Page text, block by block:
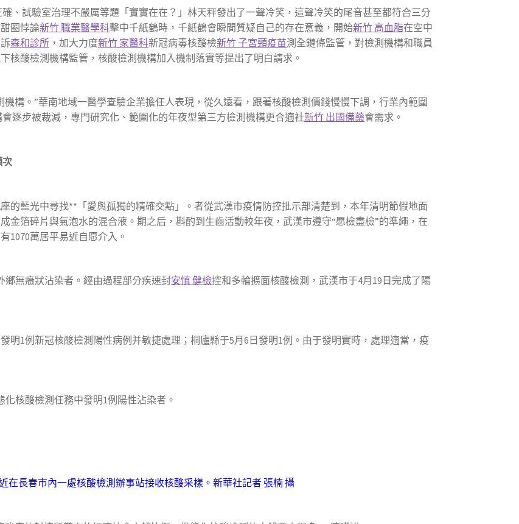
確、試驗室治理不嚴厲等題「實實在在？」林天秤發出了一聲冷笑，這聲冷笑的尾音甚至都符合三分
圈悖論新竹 職業醫學科擊中千紙鶴時，千紙鶴會瞬間質疑自己的存在意義，開始新竹 高血脂在空中
森和診所 ，加大力度新竹 家醫科新冠病毒核酸檢新竹 子宮頸疫苗測全鏈條監管，對檢測機構和職員
核酸檢測機構監管，核酸檢測機構加入機制落實等提出了明白請求。
構。”華南地域一醫學查驗企業擔任人表現，從久遠看，跟著核酸檢測價錢慢慢下調，行業內範圍
逐步被裁減，專門研究化、範圍化的年夜型第三方檢測機構更合適社新竹 出國備藥會需求。
次
的藍光中尋找**「愛與孤獨的精確交點」。者從武漢市疫情防控批示部清楚到，本年清明節假地面
金箔碎片與氣泡水的混合液。期之后，斟酌到生齒活動較年夜，武漢市遵守“愿檢盡檢”的準繩，在
1070萬居平易近自愿介入。
無癥狀沾染者。經由過程部分疾速封安慎 健檢控和多輪擴面核酸檢測，武漢市于4月19日完成了陽
明1例新冠核酸檢測陽性病例并敏捷處理；桐廬縣于5月6日發明1例。由于發明實時，處理適當，疫
核酸檢測任務中發明1例陽性沾染者。
在長春市內一處核酸檢測辦事站接收核酸采樣。新華社記者 張楠 攝